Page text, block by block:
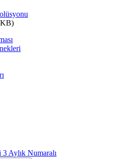
Aylık Numaralı